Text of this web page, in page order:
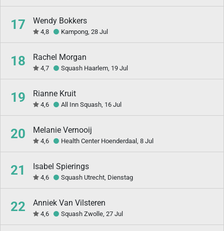
17 Wendy Bokkers
4,8 Kampong, 28 Jul
18 Rachel Morgan
4,7 Squash Haarlem, 19 Jul
19 Rianne Kruit
4,6 All Inn Squash, 16 Jul
20 Melanie Vernooij
4,6 Health Center Hoenderdaal, 8 Jul
21 Isabel Spierings
4,6 Squash Utrecht, Dienstag
22 Anniek Van Vilsteren
4,6 Squash Zwolle, 27 Jul